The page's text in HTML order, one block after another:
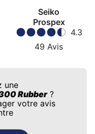
Seiko
Prospex
4.3
49 Avis
une
Rubber?
votre avis